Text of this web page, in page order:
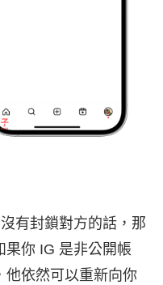
有封鎖對方的話，那
果你 IG 是非公開帳
他依然可以重新向你